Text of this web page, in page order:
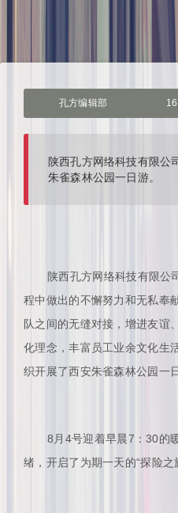
孔方编辑部
陕西孔方网络科技有限公
朱雀森林公园一日游。
陕西孔方网络科技有限公
程中做出的不懈努力和无私奉
队之间的无缝对接，增进友谊
化理念，丰富员工业余文化生
织开展了西安朱雀森林公园一
8月4号迎着早晨7：30的暖
绪，开启了为期一天的“探险之